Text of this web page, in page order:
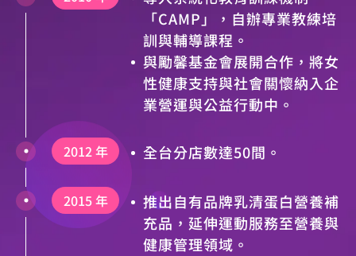
「CAMP」，自辦專業教練培
訓與輔導課程。
與勵馨基金會展開合作，將女
性健康支持與社會關懷納入企
業營運與公益行動中。
2012 年 全台分店數達50間。
2015 年
推出自有品牌乳清蛋白營養補
充品，延伸運動服務至營養與
健康管理領域。